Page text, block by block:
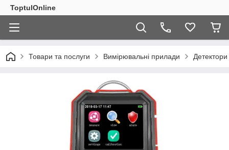
ToptulOnline
Товари та послуги Вимірювальні прилади Детектори